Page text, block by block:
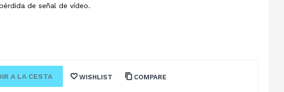
de señal de vídeo.
A LA CESTA WISHLIST COMPARE